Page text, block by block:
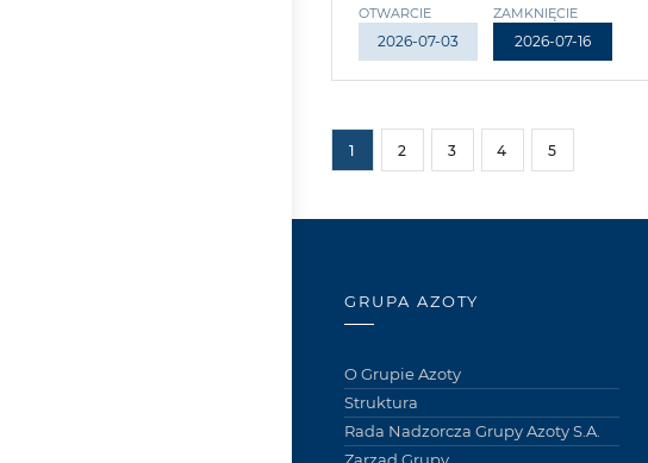
OTWARCIE
2026-07-03
ZAMKNIĘCIE
2026-07-16
1 2 3 4 5
GRUPA AZOTY
O Grupie Azoty
Struktura
Rada Nadzorcza Grupy Azoty S.A.